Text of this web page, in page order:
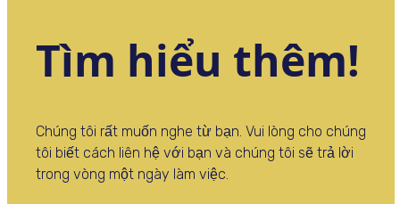
Tìm hiểu thêm!
Chúng tôi rất muốn nghe từ bạn. Vui lòng cho chúng
tôi biết cách liên hệ với bạn và chúng tôi sẽ trả lời
trong vòng một ngày làm việc.